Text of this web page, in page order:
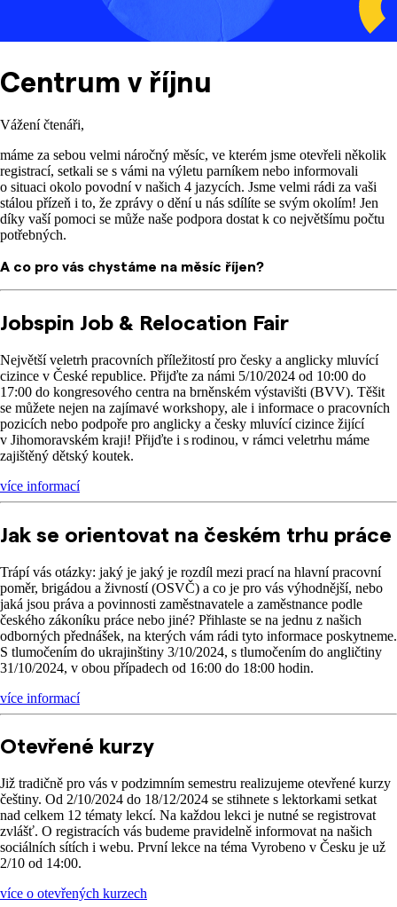
Centrum v říjnu
Vážení čtenáři,
máme za sebou velmi náročný měsíc, ve kterém jsme otevřeli několik
registrací, setkali se s vámi na výletu parníkem nebo informovali
o situaci okolo povodní v našich 4 jazycích. Jsme velmi rádi za vaši
stálou přízeň i to, že zprávy o dění u nás sdílíte se svým okolím! Jen
díky vaší pomoci se může naše podpora dostat k co největšímu počtu
potřebných.
A co pro vás chystáme na měsíc říjen?
Jobspin Job & Relocation Fair
Největší veletrh pracovních příležitostí pro česky a anglicky mluvící
cizince v České republice. Přijďte za námi 5/10/2024 od 10:00 do
17:00 do kongresového centra na brněnském výstavišti (BVV). Těšit
se můžete nejen na zajímavé workshopy, ale i informace o pracovních
pozicích nebo podpoře pro anglicky a česky mluvící cizince žijící
v Jihomoravském kraji! Přijďte i s rodinou, v rámci veletrhu máme
zajištěný dětský koutek.
více informací
Jak se orientovat na českém trhu práce
Trápí vás otázky: jaký je jaký je rozdíl mezi prací na hlavní pracovní
poměr, brigádou a živností (OSVČ) a co je pro vás výhodnější, nebo
jaká jsou práva a povinnosti zaměstnavatele a zaměstnance podle
českého zákoníku práce nebo jiné? Přihlaste se na jednu z našich
odborných přednášek, na kterých vám rádi tyto informace poskytneme.
S tlumočením do ukrajinštiny 3/10/2024, s tlumočením do angličtiny
31/10/2024, v obou případech od 16:00 do 18:00 hodin.
více informací
Otevřené kurzy
Již tradičně pro vás v podzimním semestru realizujeme otevřené kurzy
češtiny. Od 2/10/2024 do 18/12/2024 se stihnete s lektorkami setkat
nad celkem 12 tématy lekcí. Na každou lekci je nutné se registrovat
zvlášť. O registracích vás budeme pravidelně informovat na našich
sociálních sítích i webu. První lekce na téma Vyrobeno v Česku je už
2/10 od 14:00.
více o otevřených kurzech